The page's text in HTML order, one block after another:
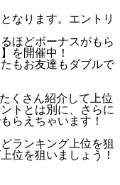
なります。エントリ
ほどボーナスがもら
を開催中！
もお友達もダブルで
くさん紹介して上位
トとは別に、さらに
らえちゃいます！
ランキング上位を狙
位を狙いましょう！